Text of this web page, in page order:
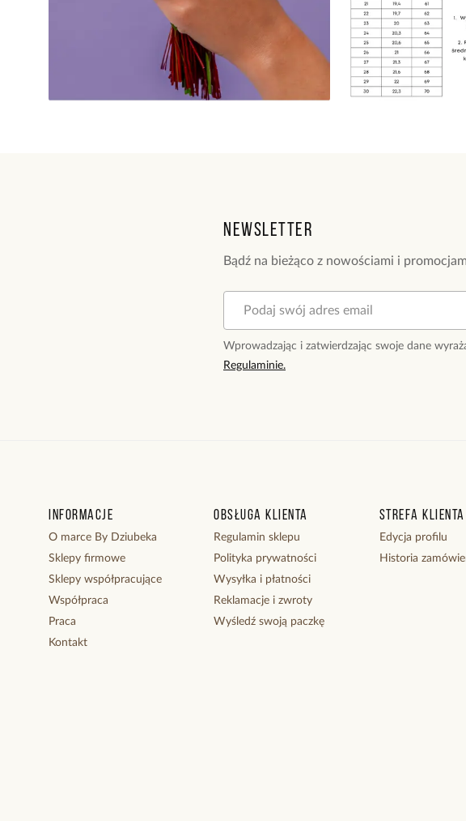
Newsletter
Bądź na bieżąco z nowościami i
Wprowadzając i zatwierdzając swoje dane
Regulaminie.
Informacje
O marce By Dziubeka
Sklepy firmowe
Sklepy współpracujące
Współpraca
Praca
Kontakt
Obsługa klienta
Regulamin sklepu
Polityka prywatności
Wysyłka i płatności
Reklamacje i zwroty
Wyśledź swoją paczkę
Strefa klienta
Edycja profilu
Historia